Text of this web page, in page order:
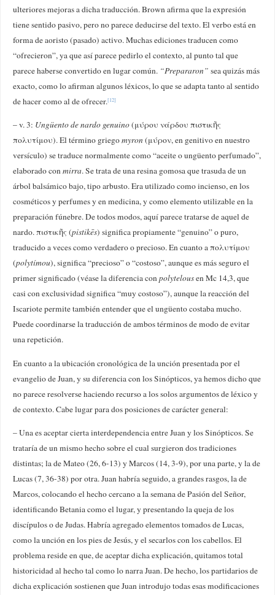
ulteriores mejoras a dicha traducción. Brown afirma que la expresión
tiene sentido pasivo, pero no parece deducirse del texto. El verbo está en
forma de aoristo (pasado) activo. Muchas ediciones traducen como
“ofrecieron”, ya que así parece pedirlo el contexto, al punto tal que
parece haberse convertido en lugar común. “Prepararon” sea quizás más
exacto, como lo afirman algunos léxicos, lo que se adapta tanto al sentido
de hacer como al de ofrecer.[12]
– v. 3: Ungüento de nardo genuino(μύρου νάρδου πιστικῆς
πολυτίμου). El término griegomyron(μύρον, en genitivo en nuestro
versículo) se traduce normalmente como “aceite o ungüento perfumado”,
elaborado conmirra. Se trata de una resina gomosa que trasuda de un
árbol balsámico bajo, tipo arbusto. Era utilizado como incienso, en los
cosméticos y perfumes y en medicina, y como elemento utilizable en la
preparación fúnebre. De todos modos, aquí parece tratarse de aquel de
nardo. πιστικῆς (pistikēs) significa propiamente “genuino” o puro,
traducido a veces como verdadero o precioso. En cuanto a πολυτίμου
(polytímou), significa “precioso” o “costoso”, aunque es más seguro el
primer significado (véase la diferencia conpolytelousen Mc 14,3, que
casi con exclusividad significa “muy costoso”), aunque la reacción del
Iscariote permite también entender que el ungüento costaba mucho.
Puede coordinarse la traducción de ambos términos de modo de evitar
una repetición.
En cuanto a la ubicación cronológica de la unción presentada por el
evangelio de Juan, y su diferencia con los Sinópticos, ya hemos dicho que
no parece resolverse haciendo recurso a los solos argumentos de léxico y
de contexto. Cabe lugar para dos posiciones de carácter general:
– Una es aceptar cierta interdependencia entre Juan y los Sinópticos. Se
trataría de un mismo hecho sobre el cual surgieron dos tradiciones
distintas; la de Mateo (26, 6-13) y Marcos (14, 3-9), por una parte, y la de
Lucas (7, 36-38) por otra. Juan habría seguido, a grandes rasgos, la de
Marcos, colocando el hecho cercano a la semana de Pasión del Señor,
identificando Betania como el lugar, y presentando la queja de los
discípulos o de Judas. Habría agregado elementos tomados de Lucas,
como la unción en los pies de Jesús, y el secarlos con los cabellos. El
problema reside en que, de aceptar dicha explicación, quitamos total
historicidad al hecho tal como lo narra Juan. De hecho, los partidarios de
dicha explicación sostienen que Juan introdujo todas esas modificaciones